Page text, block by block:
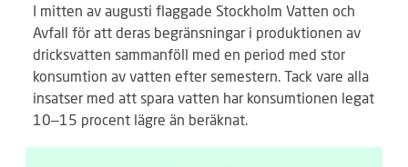
I mitten av augusti flaggade Stockholm Vatten och
Avfall för att deras begränsningar i produktionen av
dricksvatten sammanföll med en period med stor
konsumtion av vatten efter semestern. Tack vare alla
insatser med att spara vatten har konsumtionen legat
10–15 procent lägre än beräknat.